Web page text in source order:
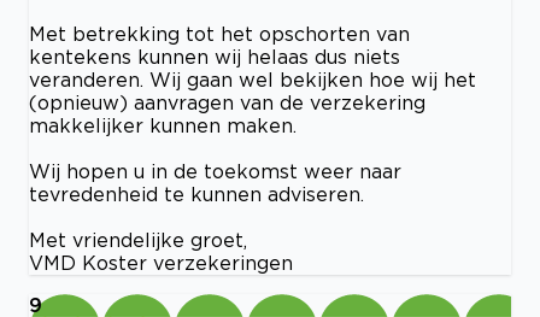
Met betrekking tot het opschorten van
kentekens kunnen wij helaas dus niets
veranderen. Wij gaan wel bekijken hoe wij het
(opnieuw) aanvragen van de verzekering
makkelijker kunnen maken.
Wij hopen u in de toekomst weer naar
tevredenheid te kunnen adviseren.
Met vriendelijke groet,
VMD Koster verzekeringen
9